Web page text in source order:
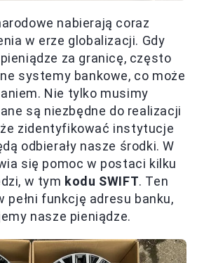
nabierają coraz
w erze globalizacji. Gdy
za granicę, często
systemy bankowe, co może
Nie tylko musimy
są niezbędne do realizacji
zidentyfikować instytucje
odbierały nasze środki. W
się pomoc w postaci kilku
w tym kodu SWIFT. Ten
pełni funkcję adresu banku,
nasze pieniądze.